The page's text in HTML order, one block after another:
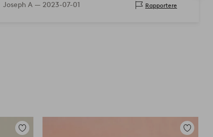
Joseph A — 2023-07-01 Rapportere
Legg
Legg